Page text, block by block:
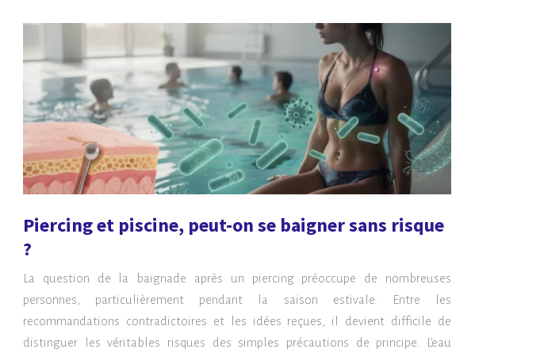
Piercing et piscine, peut-on se baigner sans risque
?
La question de la baignade après un piercing préoccupe de nombreuses
personnes, particulièrement pendant la saison estivale. Entre les
recommandations contradictoires et les idées reçues, il devient difficile de
distinguer les véritables risques des simples précautions de principe. L’eau